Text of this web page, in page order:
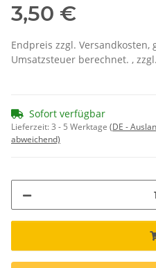
3,50 €
Endpreis zzgl. Versandkosten,
Umsatzsteuer berechnet. , zzgl.
Sofort verfügbar
Lieferzeit:3 - 5 Werktage (DE -
abweichend)